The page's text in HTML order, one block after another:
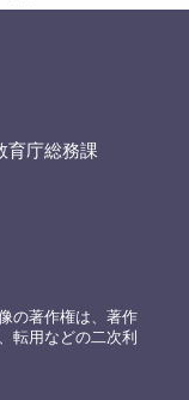
育庁総務課
の著作権は、著作
転用などの二次利